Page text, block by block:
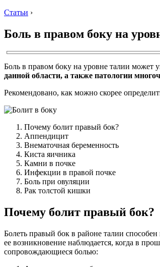
Статьи ›
Боль в правом боку на
Боль в правом боку на уровне талии может
данной области, а также патологии
Рекомендовано, как можно скорее
Почему болит правый бок?
Аппендицит
Внематочная беременность
Киста яичника
Камни в почке
Инфекции в правой почке
Боль при овуляции
Рак толстой кишки
Почему болит правый бок?
Болеть правый бок в районе талии
ее возникновение наблюдается, когда в
сопровождающиеся болью: